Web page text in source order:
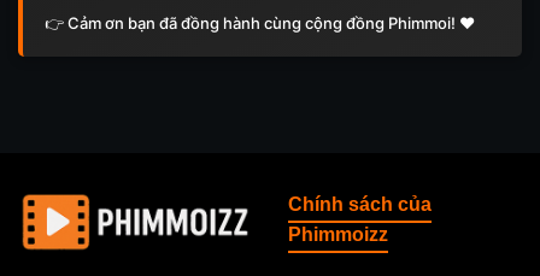
👉 Cảm ơn bạn đã đồng hành cùng cộng đồng Phimmoi! ❤️
Chính sách của
Phimmoizz